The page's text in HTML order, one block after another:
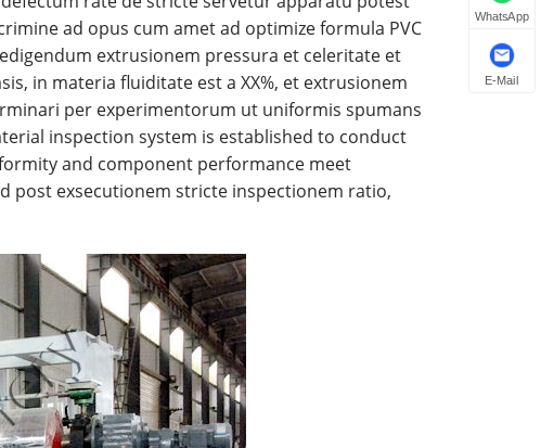
ad opus cum amet ad optimize formula PVC
extrusionem pressura et celeritate et
in materia fluiditate est a XX%, et extrusionem
per experimentorum ut uniformis spumans
inspection system is established to conduct
and component performance meet
post exsecutionem stricte inspectionem ratio,
WhatsApp
E-Mail